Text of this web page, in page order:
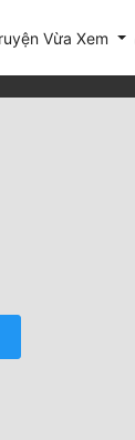
Vừa Xem